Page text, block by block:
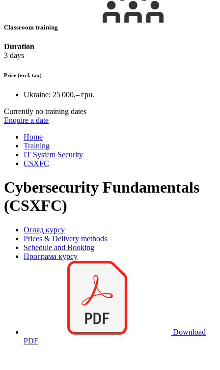
Classroom training
Duration
3 days
Price (excl. tax)
Ukraine: 25 000,– грн.
Currently no training dates
Enquire a date
Home
Training
IT System Security
CSXFC
Cybersecurity Fundamentals
(CSXFC)
Огляд курсу
Prices & Delivery methods
Schedule and Booking
Програма курсу
Download
PDF